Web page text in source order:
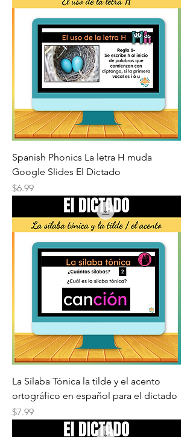
Spanish Phonics La letra H muda
Google Slides El Dictado
Price
$6.99
La Sílaba Tónica la tilde y el acento
ortográfico en español para el dictado
Price
$7.99